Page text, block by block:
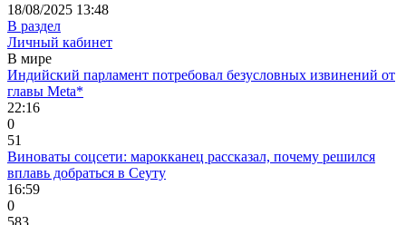
18/08/2025 13:48
В раздел
Личный кабинет
В мире
Индийский парламент потребовал безусловных извинений от
главы Meta*
22:16
0
51
Виноваты соцсети: марокканец рассказал, почему решился
вплавь добраться в Сеуту
16:59
0
583